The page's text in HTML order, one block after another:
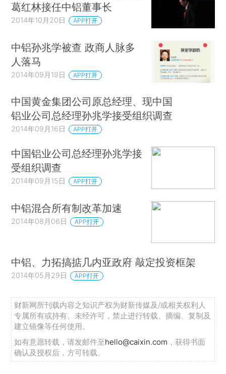
葛红林接任中铝董事长
2014年10月20日 APP打开
中铝孙兆学被查 政商人脉多
人落马
2014年09月19日 APP打开
中国黄金集团公司原总经理、现中国
铝业公司总经理孙兆学接受组织调查
2014年09月16日 APP打开
中国铝业公司总经理孙兆学接
受组织调查
2014年09月15日 APP打开
中铝混合所有制改革加速
2014年08月06日 APP打开
中铝、力拓搞掂几内亚政府 敲定投资框架
2014年05月29日 APP打开
财新网所刊载内容之知识产权为财新传媒及/或相关权利人
专属所有或持有。未经许可，禁止进行转载、摘编、复制及
建立镜像等任何使用。
如有意愿转载，请发邮件至hello@caixin.com ，获得书面
确认及授权后，方可转载。